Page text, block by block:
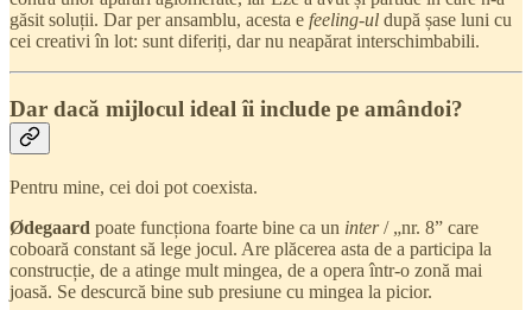
găsit soluții. Dar per ansamblu, acesta e feeling-ul după șase luni cu
cei creativi în lot: sunt diferiți, dar nu neapărat interschimbabili.
Dar dacă mijlocul ideal îi include pe amândoi?
Pentru mine, cei doi pot coexista.
Ødegaard poate funcționa foarte bine ca un inter/ „nr. 8” care
coboară constant să lege jocul. Are plăcerea asta de a participa la
construcție, de a atinge mult mingea, de a opera într-o zonă mai
joasă. Se descurcă bine sub presiune cu mingea la picior.